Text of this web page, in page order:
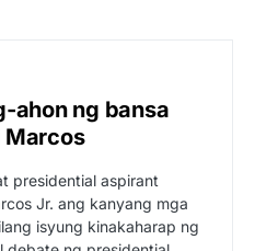
ahon ng bansa
Marcos
presidential aspirant
Jr. ang kanyang mga
isyung kinakaharap ng